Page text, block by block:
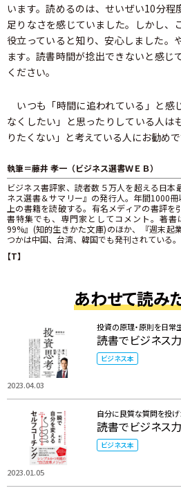
います。読めるのは、せいぜい10分程
足りなさを感じていました。しかし、
役立っていると知り、安心しました。
ます。読書時間が捻出できないと感じ
ください。
いつも「時間に追われている」と感
なくしたい」と思ったりしている人は
りたくない」と考えている人にお勧めで
執筆＝藤井 孝一（ビジネス選書ＷＥＢ）
ビジネス書評家、読者数５万人を超える日本
ネス選書＆サマリー』の発行人。年間1000
上の書籍を読破する。有名メディアの書評
書特集でも、専門家としてコメント。著
99%』(知的生きかた文庫)のほか、『週末起
つかは中国、台湾、韓国でも発刊されている。
【T】
あわせて読み
2023.04.03
投資の原理・原則を日常
読書でビジネス力
ビジネス本
2023.01.05
自分に良質な質問を投げ
読書でビジネス力
ビジネス本